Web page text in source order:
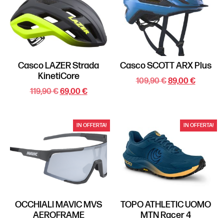
Casco LAZER Strada
KinetiCore
119,90€69,00€
Casco SCOTT ARX Plus
109,90€89,00€
IN OFFERTA!
OCCHIALI MAVIC MVS
AEROFRAME
IN OFFERTA!
TOPO ATHLETIC UOMO
MTN Racer 4